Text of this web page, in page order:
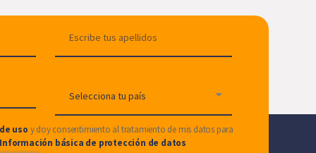
uso y doy consentimiento al tratamiento de mis datos para
Información básica de protección de datos